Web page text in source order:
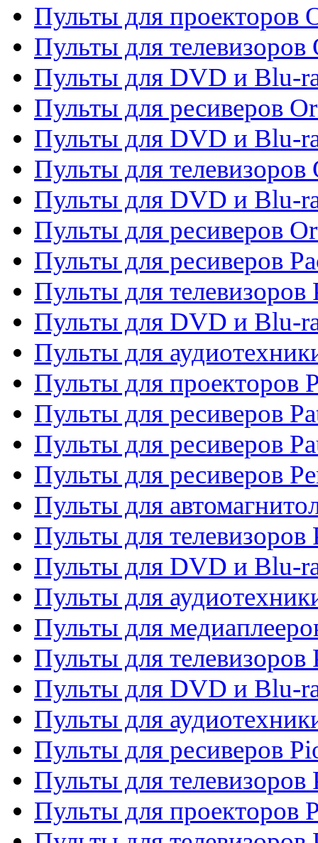
Пульты для проекторов
Пульты для телевизоров
Пульты для DVD и Blu-
Пульты для ресиверов
Пульты для DVD и Blu-
Пульты для телевизоров
Пульты для DVD и Blu-
Пульты для ресиверов
Пульты для ресиверов
Пульты для телевизоров
Пульты для DVD и Blu-
Пульты для
Пульты для проекторов
Пульты для ресиверов
Пульты для ресиверов
Пульты для ресиверов
Пульты для
Пульты для телевизоров
Пульты для DVD и Blu-
Пульты для
Пульты для
Пульты для телевизоров
Пульты для DVD и Blu-
Пульты для
Пульты для ресиверов
Пульты для телевизоров
Пульты для проекторов